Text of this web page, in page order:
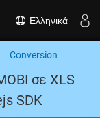
Ελληνικά
Conversion
σε XLS
SDK